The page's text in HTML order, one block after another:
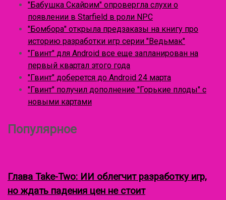
"Бабушка Скайрим" опровергла слухи о
появлении в Starfield в роли NPC
"Бомбора" открыла предзаказы на книгу про
историю разработки игр серии "Ведьмак"
"Гвинт" для Android все еще запланирован на
первый квартал этого года
"Гвинт" доберется до Android 24 марта
"Гвинт" получил дополнение "Горькие плоды" с
новыми картами
Популярное
Глава Take-Two: ИИ облегчит разработку игр,
но ждать падения цен не стоит